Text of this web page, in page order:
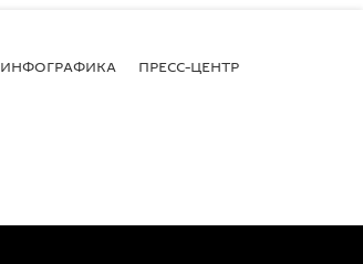
ИНФОГРАФИКА ПРЕСС-ЦЕНТР